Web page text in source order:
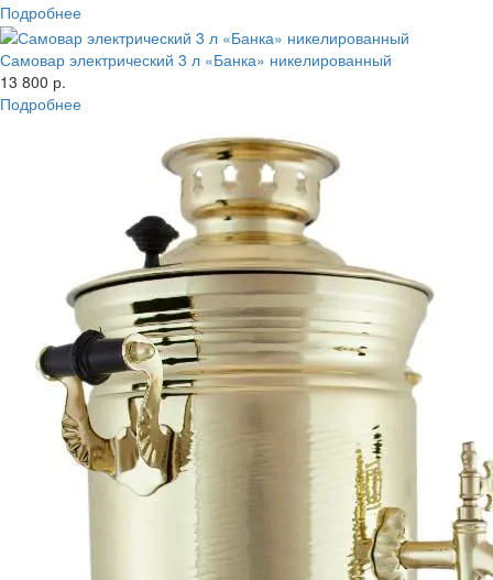
Подробнее
Самовар электрический 3 л «Банка» никелированный
13 800 р.
Подробнее